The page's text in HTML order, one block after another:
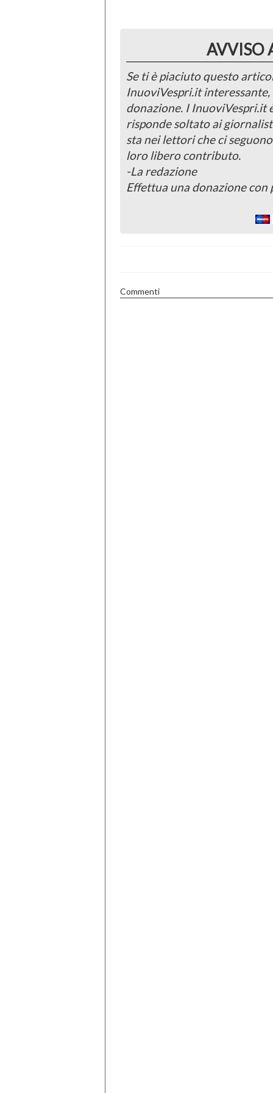
AVVISO
Se ti è piaciuto questo
InuoviVespri.it
donazione. I InuoviVespri.it
risponde soltato ai
sta nei lettori che ci
loro libero contributo.
-La redazione
Effettua una donazione con
Commenti